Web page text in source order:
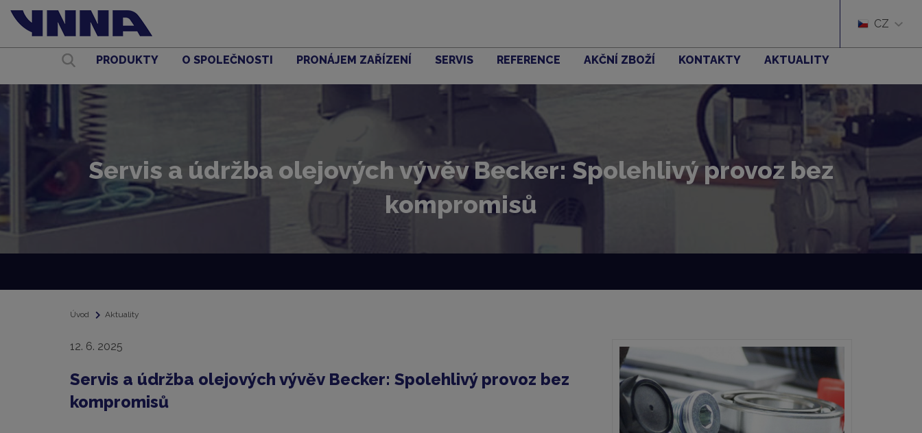
CZ
PRODUKTY O SPOLEČNOSTI PRONÁJEM ZAŘÍZENÍ SERVIS REFERENCE AKČNÍ ZBOŽÍ KONTAKTY AKTUALITY
Servis a údržba olejových vývěv Becker: Spolehlivý provoz bez
kompromisů
Úvod Aktuality
12. 6. 2025
Servis a údržba olejových vývěv Becker: Spolehlivý provoz bez
kompromisů